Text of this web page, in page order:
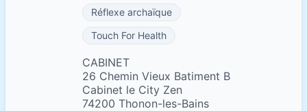
Réflexe archaïque
Touch For Health
CABINET
26 Chemin Vieux Batiment B
Cabinet le City Zen
74200 Thonon-les-Bains